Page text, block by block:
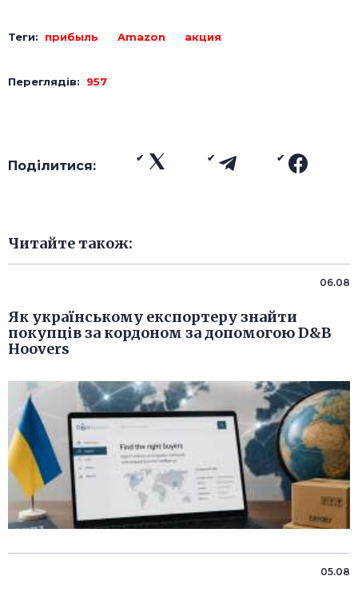
Теги: прибыль Amazon акция
Переглядів: 957
Поділитися:
Читайте також:
06.08
Як українському експортеру знайти
покупців за кордоном за допомогою D&B
Hoovers
05.08